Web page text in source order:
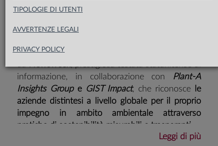
TIPOLOGIE DI UTENTI
AVVERTENZE LEGALI
PRIVACY POLICY
“World's Greenest Companies 2026
daNewsweek, prestigiosa testata statunitense di
informazione, in collaborazione con
Plant-A
Insights Groupe GIST Impact, che riconosce
le
aziende distintesi a livello globale per il proprio
impegno in ambito ambientale attraverso
pratiche di sostenibilità misurabili e trasparenti
Leggi di più